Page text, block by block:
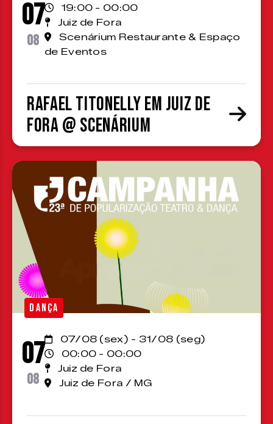
07
08
19:00 - 00:00
Juiz de Fora
Scenárium Restaurante & Espaço
de Eventos
Rafael Titonelly em Juiz de
Fora @ Scenárium
DANÇA
07
08
07/08 (sex) - 31/08 (seg)
00:00 - 00:00
Juiz de Fora
Juiz de Fora / MG